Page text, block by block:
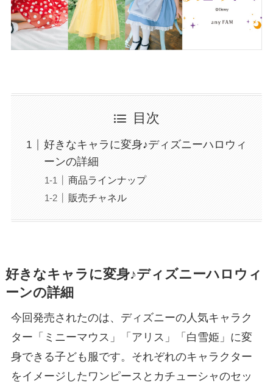
目次
好きなキャラに変身♪ディズニーハロウィ
ーンの詳細
商品ラインナップ
販売チャネル
好きなキャラに変身♪ディズニーハロウィ
ーンの詳細
今回発売されたのは、ディズニーの人気キャラク
ター「ミニーマウス」「アリス」「白雪姫」に変
身できる子ども服です。それぞれのキャラクター
をイメージしたワンピースとカチューシャのセッ